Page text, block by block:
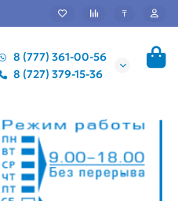
₸
8 (777) 361-00-56
8 (727) 379-15-36